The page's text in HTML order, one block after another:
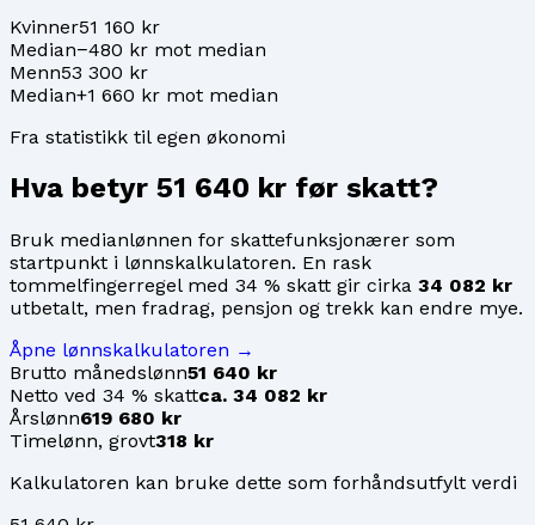
Kvinner51 160 kr
Median−480 kr mot median
Menn53 300 kr
Median+1 660 kr mot median
Fra statistikk til egen økonomi
Hva betyr 51 640 kr før skatt?
Bruk medianlønnen for skattefunksjonærer som
startpunkt i lønnskalkulatoren. En rask
tommelfingerregel med 34 % skatt gir cirka 34 082 kr
utbetalt, men fradrag, pensjon og trekk kan endre mye.
Åpne lønnskalkulatoren →
Brutto månedslønn51 640 kr
Netto ved 34 % skattca. 34 082 kr
Årslønn619 680 kr
Timelønn, grovt318 kr
Kalkulatoren kan bruke dette som forhåndsutfylt verdi